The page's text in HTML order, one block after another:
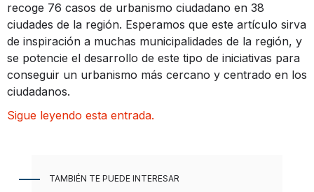
recoge 76 casos de urbanismo ciudadano en 38
ciudades de la región. Esperamos que este artículo sirva
de inspiración a muchas municipalidades de la región, y
se potencie el desarrollo de este tipo de iniciativas para
conseguir un urbanismo más cercano y centrado en los
ciudadanos.
Sigue leyendo esta entrada.
TAMBIÉN TE PUEDE INTERESAR